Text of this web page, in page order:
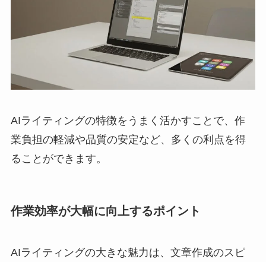
AIライティングの特徴をうまく活かすことで、作
業負担の軽減や品質の安定など、多くの利点を得
ることができます。
作業効率が大幅に向上するポイント
AIライティングの大きな魅力は、文章作成のスピ